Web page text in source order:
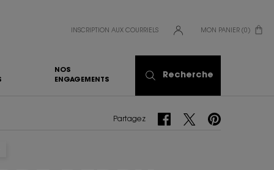
INSCRIPTION AUX COURRIELS MON PANIER 0
0 PRODUCT IN CART
NOS
ENGAGEMENTS
Recherche
Partagez Partagez Facebook
Partagez Twitter
Partagez Pinterest